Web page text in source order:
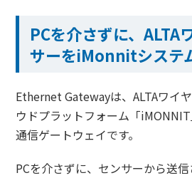
PCを介さずに、ALTA
サーをiMonnitシステ
Ethernet Gatewayは、ALTAワイ
ウドプラットフォーム「
通信ゲートウェイです。
PCを介さずに、センサーから送